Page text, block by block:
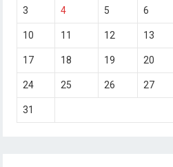
3 4 5 6
10 11 12 13
17 18 19 20
24 25 26 27
31